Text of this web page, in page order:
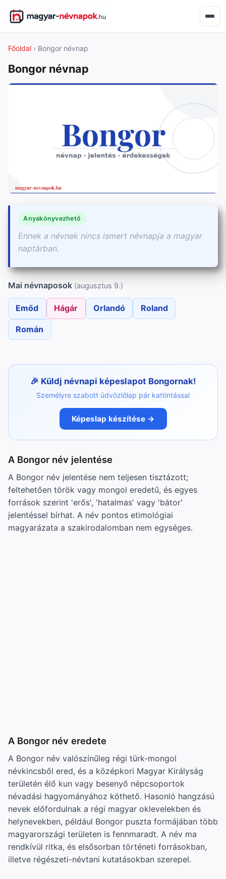
Főoldal › Bongor névnap
Bongor névnap
Anyakönyvezhető
Ennek a névnek nincs ismert névnapja a magyar
naptárban.
Mai névnaposok (augusztus 9.)
Emőd Hágár Orlandó Roland
Román
Küldj névnapi képeslapot Bongornak!
Személyre szabott üdvözlőlap pár kattintással
Képeslap készítése →
A Bongor név jelentése
A Bongor név jelentése nem teljesen tisztázott;
feltehetően török vagy mongol eredetű, és egyes
források szerint 'erős', 'hatalmas' vagy 'bátor'
jelentéssel bírhat. A név pontos etimológiai
magyarázata a szakirodalomban nem egységes.
A Bongor név eredete
A Bongor név valószínűleg régi türk-mongol
névkincsből ered, és a középkori Magyar Királyság
területén élő kun vagy besenyő népcsoportok
névadási hagyományához köthető. Hasonló hangzású
nevek előfordulnak a régi magyar oklevelekben és
helynevekben, például Bongor puszta formájában több
magyarországi területen is fennmaradt. A név ma
rendkívül ritka, és elsősorban történeti forrásokban,
illetve régészeti-névtani kutatásokban szerepel.